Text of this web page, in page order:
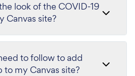
look of the COVID-19
Canvas site?
to follow to add
to my Canvas site?